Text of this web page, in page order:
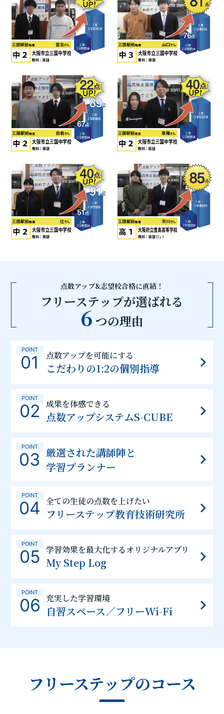
点数アップ&志望校合格に直結！
フリーステップが選ばれる
6 つの理由
POINT
01 点数アップを可能にする
こだわりの1:2の個別指導
POINT
02 成果を体感できる
点数アップシステムS-CUBE
POINT
03 厳選された講師陣と
学習プランナー
POINT
04 全ての生徒の点数を上げたい
フリーステップ教育技術研究所
POINT
05 学習効果を最大化するオリジナルアプリ
My Step Log
POINT
06 充実した学習環境
自習スペース／フリーWi-Fi
フリーステップのコース